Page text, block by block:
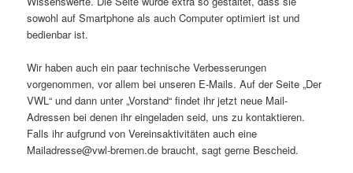
sowohl auf Smartphone als auch Computer optimiert ist und
bedienbar ist.
Wir haben auch ein paar technische Verbesserungen
vorgenommen, vor allem bei unseren E-Mails. Auf der Seite „Der
VWL“ und dann unter „Vorstand“ findet ihr jetzt neue Mail-
Adressen bei denen ihr eingeladen seid, uns zu kontaktieren.
Falls ihr aufgrund von Vereinsaktivitäten auch eine
Mailadresse@vwl-bremen.de braucht, sagt gerne Bescheid.